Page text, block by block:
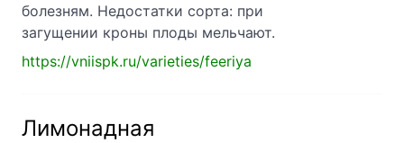
болезням. Недостатки сорта: при
загущении кроны плоды мельчают.
https://vniispk.ru/varieties/feeriya
Лимонадная